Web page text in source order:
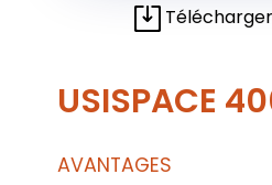
USISPACE
AVANTAGES